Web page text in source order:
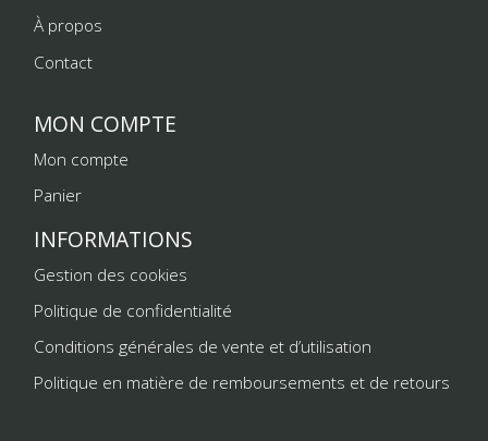
À propos
Contact
MON COMPTE
Mon compte
Panier
INFORMATIONS
Gestion des cookies
Politique de confidentialité
Conditions générales de vente et d’utilisation
Politique en matière de remboursements et de retours